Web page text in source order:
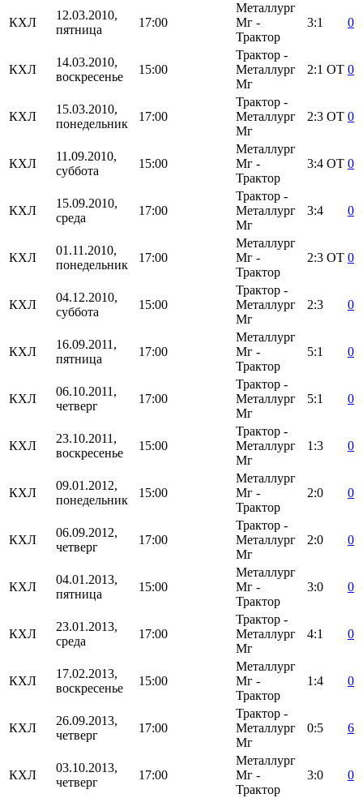
КХЛ
12.03.2010,
пятница
17:00
Металлург
Мг -
Трактор
3:1 0
КХЛ
14.03.2010,
воскресенье
15:00
Трактор -
Металлург
Мг
2:1 ОТ 0
КХЛ
15.03.2010,
понедельник
17:00
Трактор -
Металлург
Мг
2:3 ОТ 0
КХЛ
11.09.2010,
суббота
15:00
Металлург
Мг -
Трактор
3:4 ОТ 0
КХЛ
15.09.2010,
среда
17:00
Трактор -
Металлург
Мг
3:4 0
КХЛ
01.11.2010,
понедельник
17:00
Металлург
Мг -
Трактор
2:3 ОТ 0
КХЛ
04.12.2010,
суббота
15:00
Трактор -
Металлург
Мг
2:3 0
КХЛ
16.09.2011,
пятница
17:00
Металлург
Мг -
Трактор
5:1 0
КХЛ
06.10.2011,
четверг
17:00
Трактор -
Металлург
Мг
5:1 0
КХЛ
23.10.2011,
воскресенье
15:00
Трактор -
Металлург
Мг
1:3 0
КХЛ
09.01.2012,
понедельник
15:00
Металлург
Мг -
Трактор
2:0 0
КХЛ
06.09.2012,
четверг
17:00
Трактор -
Металлург
Мг
2:0 0
КХЛ
04.01.2013,
пятница
15:00
Металлург
Мг -
Трактор
3:0 0
КХЛ
23.01.2013,
среда
17:00
Трактор -
Металлург
Мг
4:1 0
КХЛ
17.02.2013,
воскресенье
15:00
Металлург
Мг -
Трактор
1:4 0
КХЛ
26.09.2013,
четверг
17:00
Трактор -
Металлург
Мг
0:5 6
КХЛ
03.10.2013,
четверг
17:00
Металлург
Мг -
Трактор
3:0 0